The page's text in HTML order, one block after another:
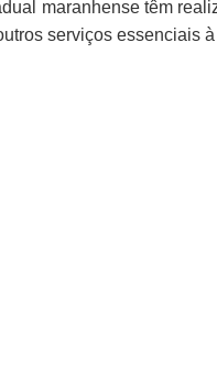
maranhense têm
serviços essenciais